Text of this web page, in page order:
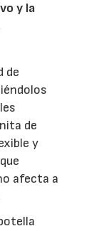
y la
de
de
y
afecta a